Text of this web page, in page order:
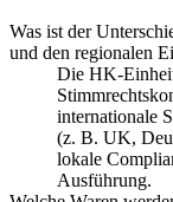
Was ist der
und den regionalen
Die HK-
internationale
(z. B. UK,
lokale
Ausführung.